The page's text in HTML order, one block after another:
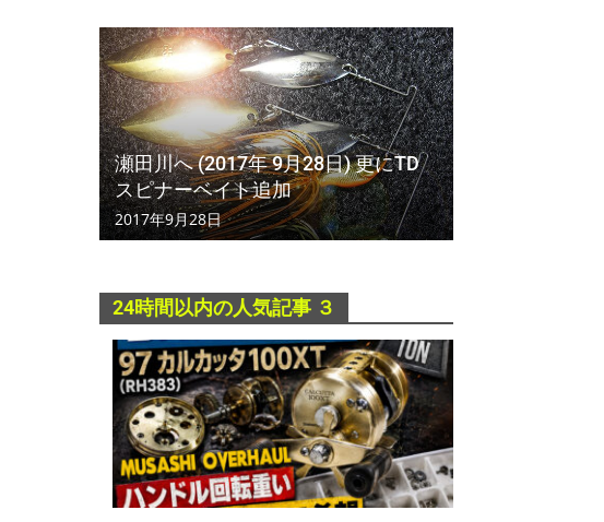
瀬田川へ (2017年 9月28日) 更にTD
スピナーベイト追加
2017年9月28日
24時間以内の人気記事 ３